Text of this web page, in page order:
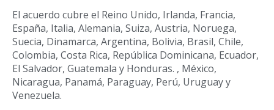
El acuerdo cubre el Reino Unido, Irlanda, Francia,
España, Italia, Alemania, Suiza, Austria, Noruega,
Suecia, Dinamarca, Argentina, Bolivia, Brasil, Chile,
Colombia, Costa Rica, República Dominicana, Ecuador,
El Salvador, Guatemala y Honduras. , México,
Nicaragua, Panamá, Paraguay, Perú, Uruguay y
Venezuela.